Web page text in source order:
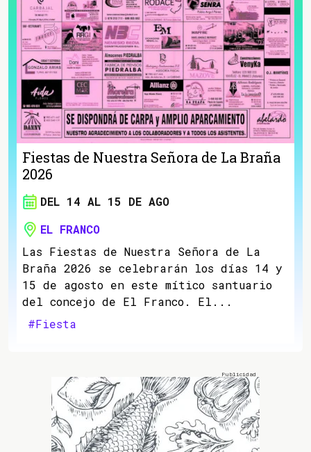
Fiestas de Nuestra Señora de La Braña
2026
DEL 14 AL 15 DE AGO
EL FRANCO
Las Fiestas de Nuestra Señora de La
Braña 2026 se celebrarán los días 14 y
15 de agosto en este mítico santuario
del concejo de El Franco. El...
#Fiesta